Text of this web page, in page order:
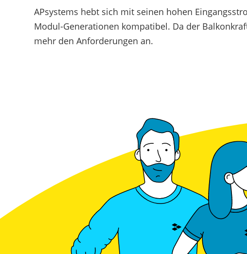
APsystems hebt sich mit seinen hohen
Modul-Generationen kompatibel. Da der
mehr den Anforderungen an.